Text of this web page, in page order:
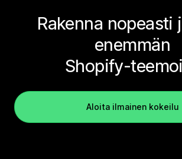
Rakenna nopeasti
enemmän
Shopify-
Aloita ilmainen kokeilu